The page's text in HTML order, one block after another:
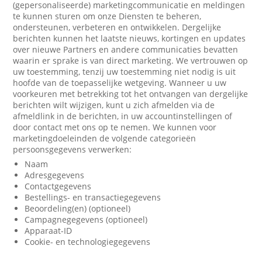
(gepersonaliseerde) marketingcommunicatie en meldingen
te kunnen sturen om onze Diensten te beheren,
ondersteunen, verbeteren en ontwikkelen. Dergelijke
berichten kunnen het laatste nieuws, kortingen en updates
over nieuwe Partners en andere communicaties bevatten
waarin er sprake is van direct marketing. We vertrouwen op
uw toestemming, tenzij uw toestemming niet nodig is uit
hoofde van de toepasselijke wetgeving. Wanneer u uw
voorkeuren met betrekking tot het ontvangen van dergelijke
berichten wilt wijzigen, kunt u zich afmelden via de
afmeldlink in de berichten, in uw accountinstellingen of
door contact met ons op te nemen. We kunnen voor
marketingdoeleinden de volgende categorieën
persoonsgegevens verwerken:
Naam
Adresgegevens
Contactgegevens
Bestellings- en transactiegegevens
Beoordeling(en) (optioneel)
Campagnegegevens (optioneel)
Apparaat-ID
Cookie- en technologiegegevens